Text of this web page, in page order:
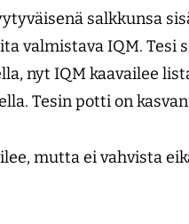
salkkunsa
valmistava IQM. Tesi
nyt IQM kaavailee
Tesin potti on
mutta ei vahvista